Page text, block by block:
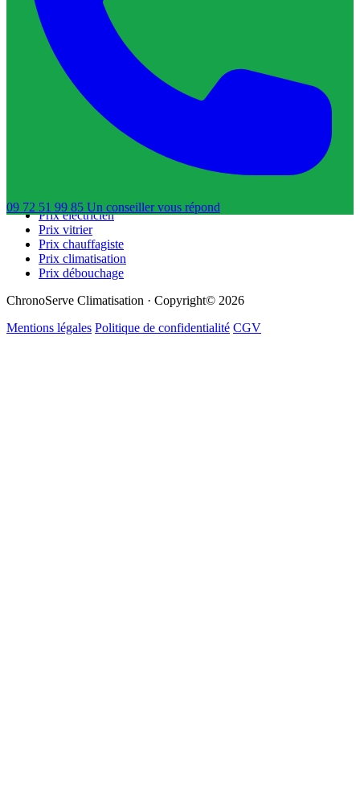
09 72 51 99 85 Un conseillervous répond
Trouver un plombier
Trouver un serrurier
Trouver un électricien
Trouver un vitrier
Trouver un chauffagiste
Trouver un dératiseur
Trouver un déboucheur de canalisation
Trouver un réparateur de volets roulants
Prix serrurier
Prix électricien
Prix vitrier
Prix chauffagiste
Prix climatisation
Prix débouchage
ChronoServe Climatisation · Copyright© 2026
Mentions légales Politique de confidentialité CGV